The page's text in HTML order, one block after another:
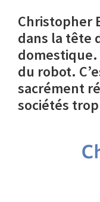
Christopher
dans la tête
du robot.
sacrément
sociétés